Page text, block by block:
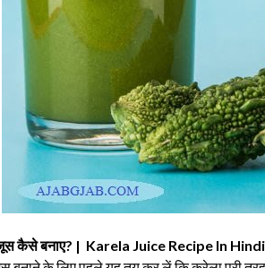
कैसे बनाए? | Karela Juice Recipe In Hindi